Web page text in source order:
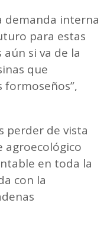
demanda interna
para estas
si va de la
que
perder de vista
agroecológico
en toda la
con la